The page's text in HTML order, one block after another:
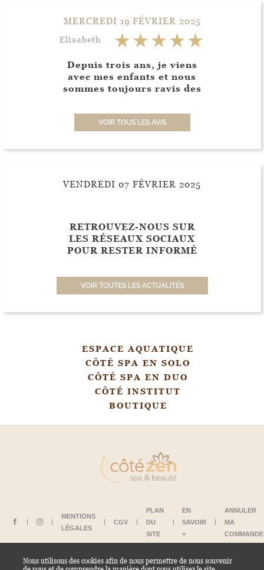
Nous utilisons des cookies afin de nous permettre de nous souvenir
MERCREDI 19 FÉVRIER 2025
Elisabeth
Depuis trois ans, je viens
avec mes enfants et nous
sommes toujours ravis des
votre établissement.
L'accueil chaleureux, les
douceur et
cosy et très agréable.
VOIR TOUS LES AVIS
VENDREDI 07 FÉVRIER 2025
RETROUVEZ-NOUS SUR
LES RÉSEAUX SOCIAUX
POUR RESTER INFORMÉ
VOIR TOUTES LES ACTUALITÉS
ESPACE AQUATIQUE
CÔTÉ SPA EN SOLO
CÔTÉ SPA EN DUO
CÔTÉ INSTITUT
BOUTIQUE
MENTIONS
LÉGALES
CGV
PLAN
DU
SITE
EN
SAVOIR
+
ANNULER
MA
COMMANDE